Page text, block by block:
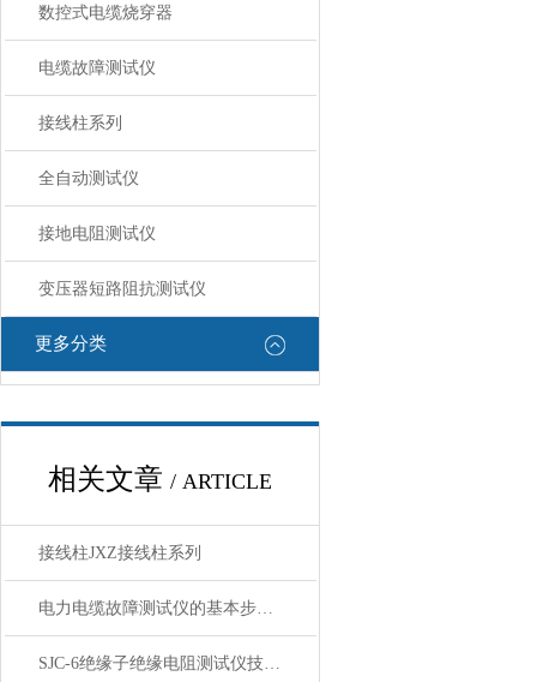
数控式电缆烧穿器
电缆故障测试仪
接线柱系列
全自动测试仪
接地电阻测试仪
变压器短路阻抗测试仪
更多分类
相关文章 / ARTICLE
接线柱JXZ接线柱系列
电力电缆故障测试仪的基本步骤与测距方法
SJC-6绝缘子绝缘电阻测试仪技术参数